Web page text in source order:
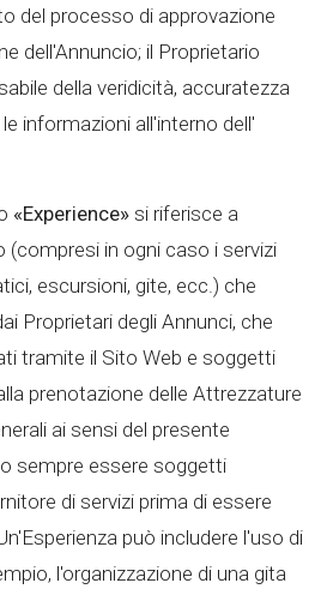
del processo di approvazione
dell'Annuncio; il Proprietario
della veridicità, accuratezza
informazioni all'interno dell'
«Experience» si riferisce a
(compresi in ogni caso i servizi
escursioni, gite, ecc.) che
Proprietari degli Annunci, che
tramite il Sito Web e soggetti
prenotazione delle Attrezzature
ai sensi del presente
sempre essere soggetti
di servizi prima di essere
può includere l'uso di
l'organizzazione di una gita